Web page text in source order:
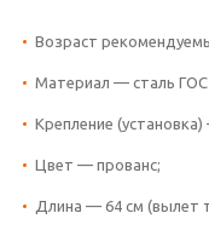
Возраст
Материал — сталь
Крепление
Цвет — прованс;
Длина — 64 см (вылет